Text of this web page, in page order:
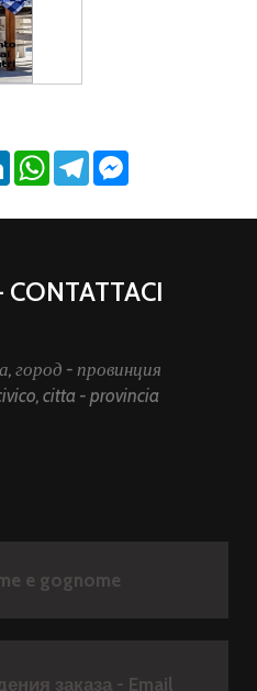
LinkedInWhatsApp
Telegram
город - провинция
citta - provincia